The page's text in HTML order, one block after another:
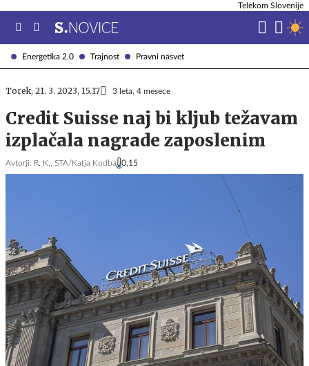
Energetika 2.0 Trajnost Pravni nasvet
Telekom Slovenije
Torek, 21. 3. 2023, 15.17 3 leta, 4 mesece
Credit Suisse naj bi kljub težavam
izplačala nagrade zaposlenim
Avtorji: R. K., STA/Katja Kodba 0,15